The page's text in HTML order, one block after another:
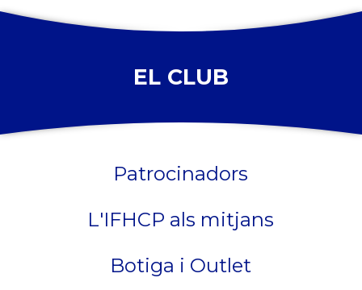
EL CLUB
Patrocinadors
L'IFHCP als mitjans
Botiga i Outlet